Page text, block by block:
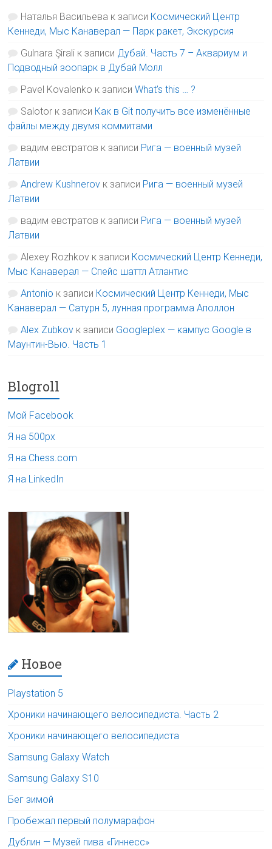
Наталья Васильева к записи Космический Центр
Кеннеди, Мыс Канаверал — Парк ракет, Экскурсия
Gulnara Şirali к записи Дубай. Часть 7 – Аквариум и
Подводный зоопарк в Дубай Молл
Pavel Kovalenko к записиWhat’s this … ?
Salotor к записи Как в Git получить все изменённые
файлы между двумя коммитами
вадим евстратов к записи Рига — военный музей
Латвии
Andrew Kushnerov к записи Рига — военный музей
Латвии
вадим евстратов к записи Рига — военный музей
Латвии
Alexey Rozhkov к записи Космический Центр Кеннеди,
Мыс Канаверал — Спейс шаттл Атлантис
Antonio к записи Космический Центр Кеннеди, Мыс
Канаверал — Сатурн 5, лунная программа Аполлон
Alex Zubkov к записи Googleplex — кампус Google в
Маунтин-Вью. Часть 1
Blogroll
Мой Facebook
Я на 500px
Я на Chess.com
Я на LinkedIn
Новое
Playstation 5
Хроники начинающего велосипедиста. Часть 2
Хроники начинающего велосипедиста
Samsung Galaxy Watch
Samsung Galaxy S10
Бег зимой
Пробежал первый полумарафон
Дублин — Музей пива «Гиннесс»